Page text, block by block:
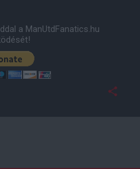
a ManUtdFanatics.hu